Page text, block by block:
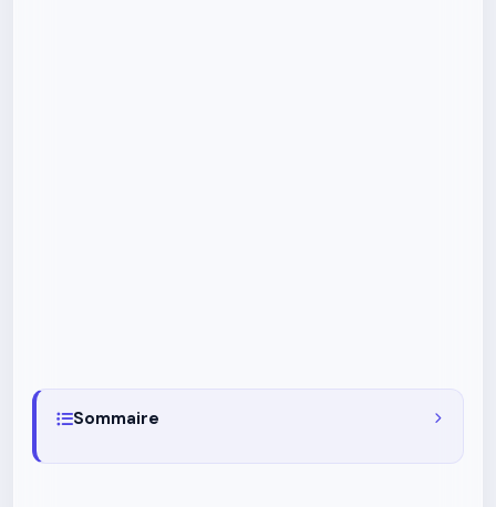
Sommaire